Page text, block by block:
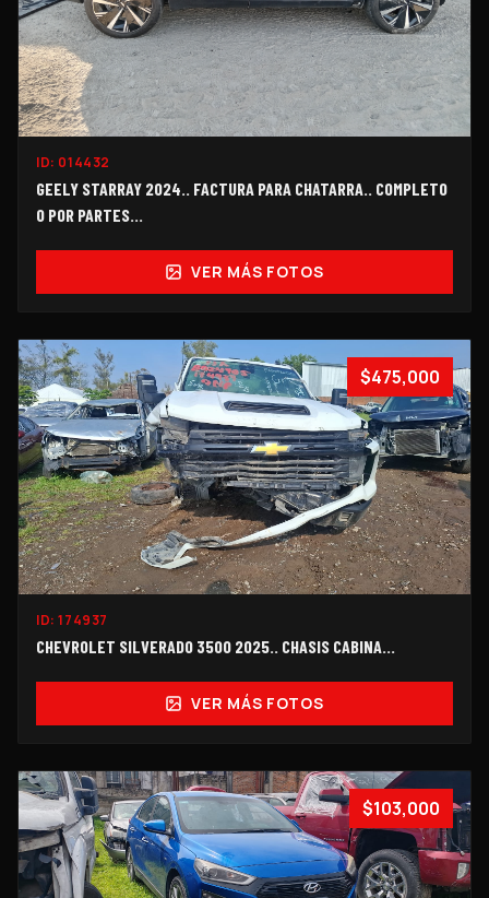
ID: 014432
GEELY STARRAY 2024.. FACTURA PARA CHATARRA.. COMPLETO
O POR PARTES...
VER MÁS FOTOS
$475,000
ID:174937
CHEVROLET SILVERADO 3500 2025.. CHASIS CABINA…
VER MÁS FOTOS
$103,000